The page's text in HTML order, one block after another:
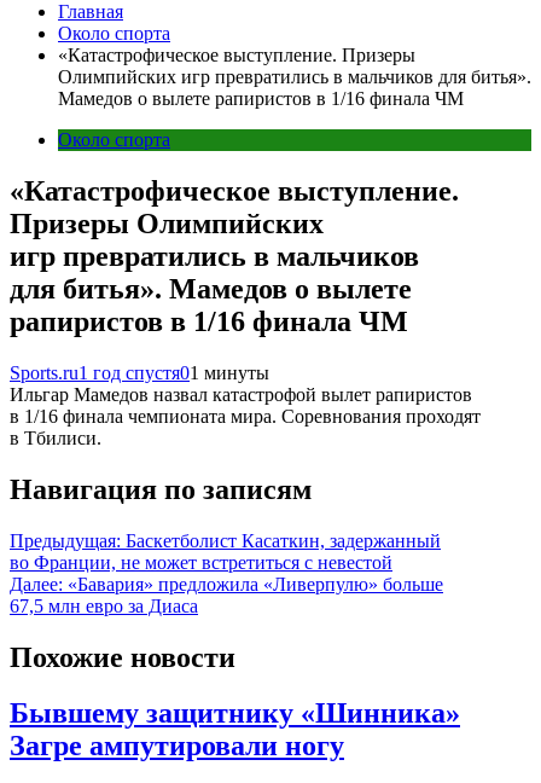
Главная
Около спорта
«Катастрофическое выступление. Призеры
Олимпийских игр превратились в мальчиков для битья».
Мамедов о вылете рапиристов в 1/16 финала ЧМ
Около спорта
«Катастрофическое выступление.
Призеры Олимпийских
игр превратились в мальчиков
для битья». Мамедов о вылете
рапиристов в 1/16 финала ЧМ
Sports.ru1 год спустя01 минуты
Ильгар Мамедов назвал катастрофой вылет рапиристов
в 1/16 финала чемпионата мира. Соревнования проходят
в Тбилиси.
Навигация по записям
Предыдущая: Баскетболист Касаткин, задержанный
во Франции, не может встретиться с невестой
Далее: «Бавария» предложила «Ливерпулю» больше
67,5 млн евро за Диаса
Похожие новости
Бывшему защитнику «Шинника»
Загре ампутировали ногу